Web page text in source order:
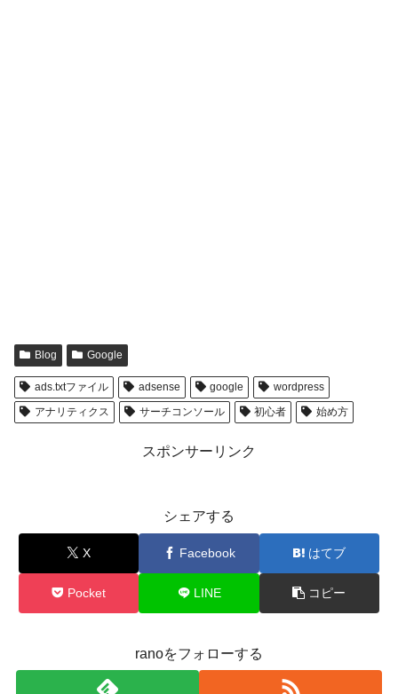
Blog Google
ads.txtファイル adsense google
wordpress
アナリティクス
サーチコンソール 初心者 始め方
スポンサーリンク
シェアする
X Facebook はてブ
Pocket LINE コピー
ranoをフォローする